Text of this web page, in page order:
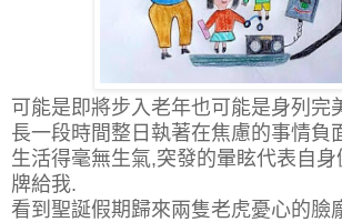
可能是即將步入老年也可能是身列完
長一段時間 整日 執著在焦慮的事情負
生活得毫無生氣,突發的暈眩代表自
牌給我.
看到聖誕假期歸來兩隻老虎憂心的臉